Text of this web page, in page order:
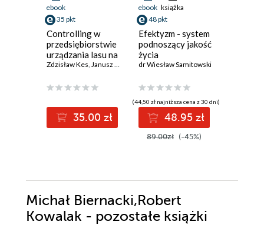
ebook
35 pkt
Controlling w
przedsiębiorstwie
urządzania lasu na
przykładzie Biura
Geodezji Leśnej
Zdzisław Kes, Janusz Bańkowski
35.00 zł
ebook książka
48 pkt
Efektyzm - system
podnoszący jakość
życia
społeczeństwa
controlling
inwestycji)
dr Wiesław Samitowski
(44,50 zł najniższa cena z 30 dni)
48.95 zł
89.00zł (-45%)
Michał Biernacki,Robert
Kowalak - pozostałe książki